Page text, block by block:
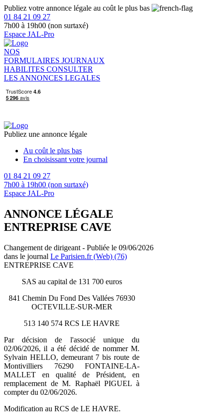
Publiez votre annonce légale au coût le plus bas
01 84 21 09 27
7h00 à 19h00 (non surtaxé)
Espace JAL-Pro
NOS
FORMULAIRES JOURNAUX
HABILITES CONSULTER
LES ANNONCES LEGALES
Publiez une annonce légale
Au coût le plus bas
En choisissant votre journal
01 84 21 09 27
7h00 à 19h00 (non surtaxé)
Espace JAL-Pro
ANNONCE LÉGALE
ENTREPRISE CAVE
Changement de dirigeant - Publiée le 09/06/2026
dans le journal Le Parisien.fr (Web) (76)
ENTREPRISE CAVE
SAS au capital de 131 700 euros
841 Chemin Du Fond Des Vallées 76930
OCTEVILLE-SUR-MER
513 140 574 RCS LE HAVRE
Par décision de l'associé unique du
02/06/2026, il a été décidé de nommer M.
Sylvain HELLO, demeurant 7 bis route de
Montivilliers 76290 FONTAINE-LA-
MALLET en qualité de Président, en
remplacement de M. Raphaël PIGUEL à
compter du 02/06/2026.
Modification au RCS de LE HAVRE.